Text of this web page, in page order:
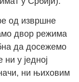
од извршне
двор режима
да досежемо
у једној
ни њиховим